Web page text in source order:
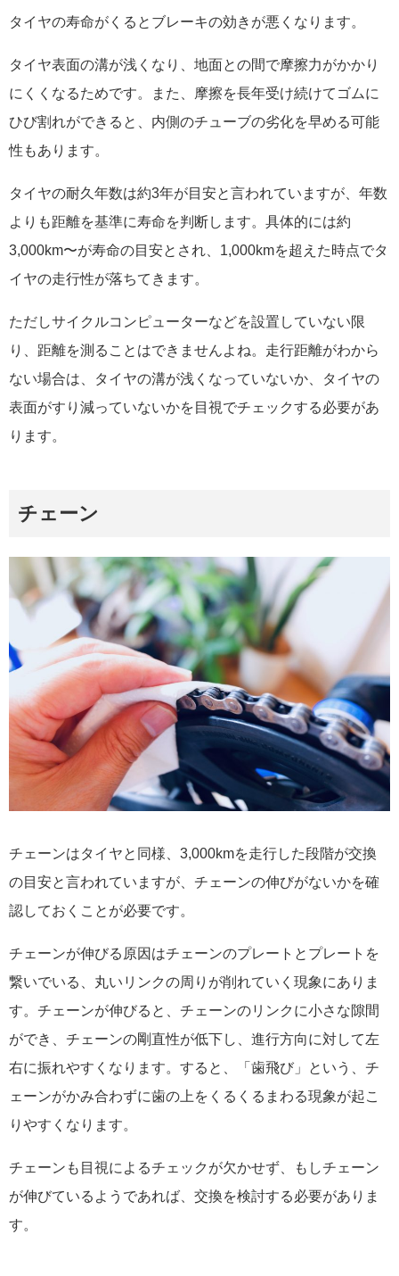
タイヤの寿命がくるとブレーキの効きが悪くなります。
タイヤ表面の溝が浅くなり、地面との間で摩擦力がかかり
にくくなるためです。また、摩擦を長年受け続けてゴムに
ひび割れができると、内側のチューブの劣化を早める可能
性もあります。
タイヤの耐久年数は約3年が目安と言われていますが、年数
よりも距離を基準に寿命を判断します。具体的には約
3,000km〜が寿命の目安とされ、1,000kmを超えた時点でタ
イヤの走行性が落ちてきます。
ただしサイクルコンピューターなどを設置していない限
り、距離を測ることはできませんよね。走行距離がわから
ない場合は、タイヤの溝が浅くなっていないか、タイヤの
表面がすり減っていないかを目視でチェックする必要があ
ります。
チェーン
チェーンはタイヤと同様、3,000kmを走行した段階が交換
の目安と言われていますが、チェーンの伸びがないかを確
認しておくことが必要です。
チェーンが伸びる原因はチェーンのプレートとプレートを
繋いでいる、丸いリンクの周りが削れていく現象にありま
す。チェーンが伸びると、チェーンのリンクに小さな隙間
ができ、チェーンの剛直性が低下し、進行方向に対して左
右に振れやすくなります。すると、「歯飛び」という、チ
ェーンがかみ合わずに歯の上をくるくるまわる現象が起こ
りやすくなります。
チェーンも目視によるチェックが欠かせず、もしチェーン
が伸びているようであれば、交換を検討する必要がありま
す。